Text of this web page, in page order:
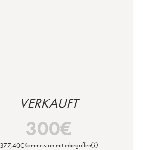
VERKAUFT
300€
377,40€Kommission mit inbegriffen